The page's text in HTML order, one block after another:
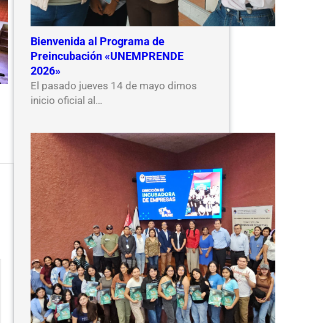
Bienvenida al Programa de
Preincubación «UNEMPRENDE
2026»
El pasado jueves 14 de mayo dimos
inicio oficial al…